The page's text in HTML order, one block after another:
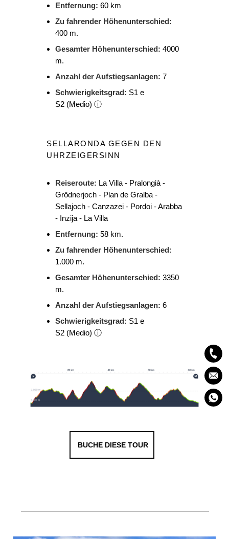
Entfernung: 60 km
Zu fahrender Höhenunterschied:
400 m.
Gesamter Höhenunterschied: 4000
m.
Anzahl der Aufstiegsanlagen: 7
Schwierigkeitsgrad: S1 e
S2 (Medio)ⓘ
SELLARONDA GEGEN DEN
UHRZEIGERSINN
Reiseroute: La Villa - Pralongià -
Grödnerjoch - Plan de Gralba -
Sellajoch - Canzazei - Pordoi - Arabba
- Inzija - La Villa
Entfernung: 58 km.
Zu fahrender Höhenunterschied:
1.000 m.
Gesamter Höhenunterschied: 3350
m.
Anzahl der Aufstiegsanlagen: 6
Schwierigkeitsgrad: S1 e
S2 (Medio)ⓘ
BUCHE DIESE TOUR